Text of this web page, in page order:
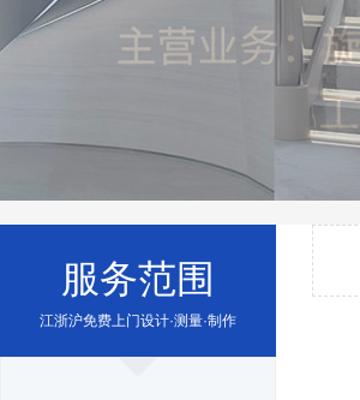
服务范围
江浙沪免费上门设计·测量·制作